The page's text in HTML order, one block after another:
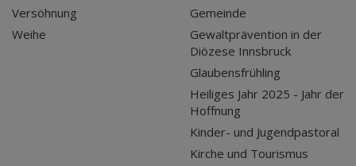
Versöhnung
Weihe
Gemeinde
Gewaltprävention in der
Diözese Innsbruck
Glaubensfrühling
Heiliges Jahr 2025 - Jahr der
Hoffnung
Kinder- und Jugendpastoral
Kirche und Tourismus